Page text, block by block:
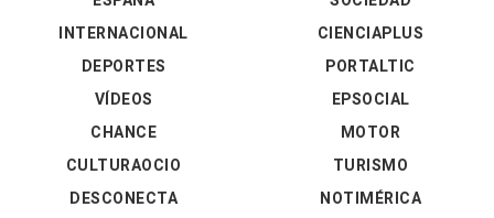
INTERNACIONAL
DEPORTES
VÍDEOS
CIENCIAPLUS
PORTALTIC
EPSOCIAL
CHANCE
CULTURAOCIO
DESCONECTA
MOTOR
TURISMO
NOTIMÉRICA